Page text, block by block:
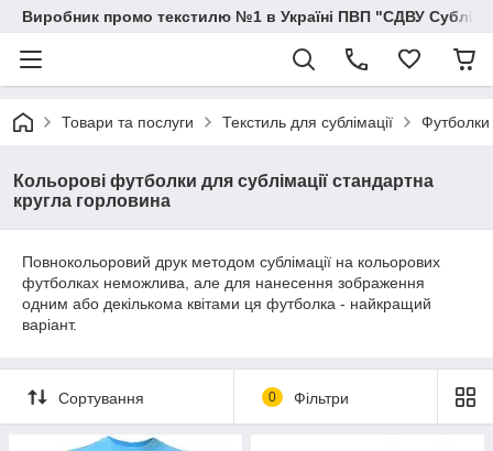
Виробник промо текстилю №1 в Україні ПВП "СДВУ
Товари та послуги Текстиль для сублімації Футболки
Кольорові футболки для сублімації стандартна
кругла горловина
Повнокольоровий друк методом сублімації на кольорових
футболках неможлива, але для нанесення зображення
одним або декількома квітами ця футболка - найкращий
варіант.
Сортування 0 Фільтри